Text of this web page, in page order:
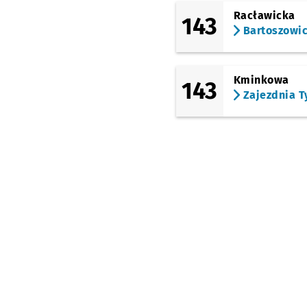
(TAT)
Strzegomska
(Krzyżówka)
(Chociebuska)
Chociebuska (C. K.
Nowy Pafawag)
(Hermanowska)
143
Racławicka
143
Kminkowa
Zajezdnia